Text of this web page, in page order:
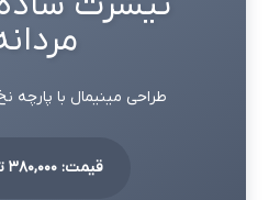
طراحی مینیمال با پارچه
قیمت: 380,000 تومان